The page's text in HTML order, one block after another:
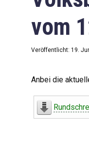
vom
Veröffentlicht: 19.
Anbei die